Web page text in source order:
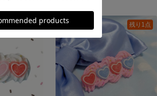
残り1点 残り1点